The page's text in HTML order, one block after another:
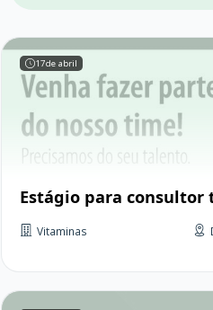
17de abril
Estágio para consultor
Vitaminas